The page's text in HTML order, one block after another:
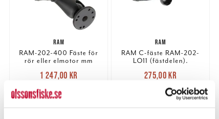
RAM
RAM-202-400 Fäste för
rör eller elmotor mm
Nuvarande pris
1 247,00 krTidigare pris
1 399,00 kr
1 247,00 kr
2 ST
RAM
RAM C-fäste RAM-202-
LO11 (fästdelen).
Nuvarande pris
275,00 krTidigare pris
309,00 kr
275,00 kr
309,00 kr